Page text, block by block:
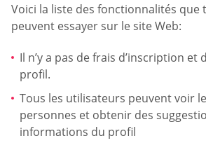
Voici la liste des fonctionnalités que
peuvent essayer sur le site Web:
Il n’y a pas de frais d’inscription et
profil.
Tous les utilisateurs peuvent voir
personnes et obtenir des
informations du profil